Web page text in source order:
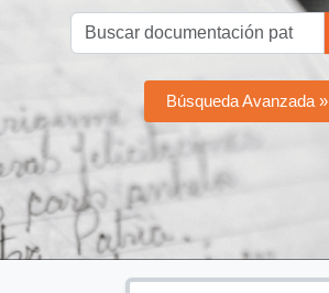
Búsqueda Avanzada »